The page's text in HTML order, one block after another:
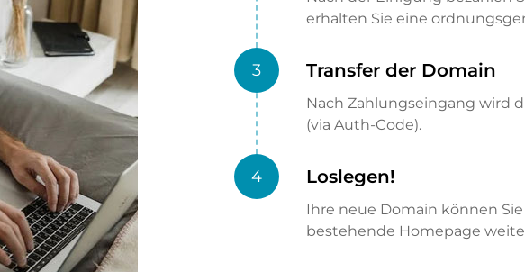
erhalten Sie eine
3 Transfer der Domain
Nach Zahlungseingang wird
(via Auth-Code).
4 Loslegen!
Ihre neue Domain können
bestehende Homepage